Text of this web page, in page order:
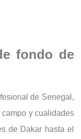
fondo de
de Senegal,
y cualidades
de Dakar hasta el